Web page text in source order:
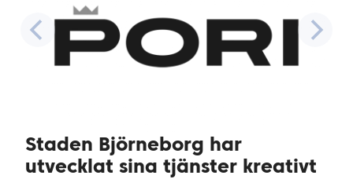
Staden Björneborg har
utvecklat sina tjänster kreativt